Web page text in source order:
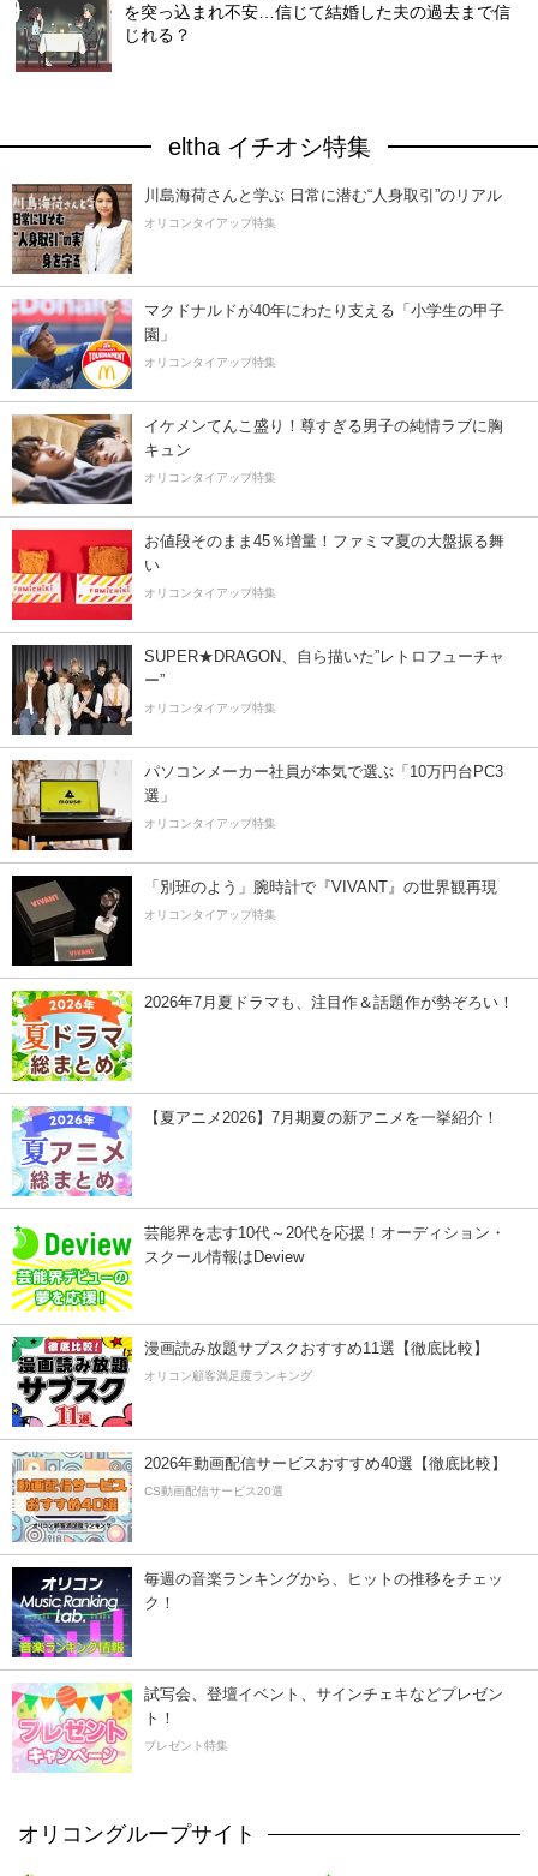
を突っ込まれ不安…信じて結婚した夫の過去まで信
じれる？
eltha イチオシ特集
川島海荷さんと学ぶ 日常に潜む“人身取引”のリアル
オリコンタイアップ特集
マクドナルドが40年にわたり支える「小学生の甲子
園」
オリコンタイアップ特集
イケメンてんこ盛り！尊すぎる男子の純情ラブに胸
キュン
オリコンタイアップ特集
お値段そのまま45％増量！ファミマ夏の大盤振る舞
い
オリコンタイアップ特集
SUPER★DRAGON、自ら描いた”レトロフューチャ
ー”
オリコンタイアップ特集
パソコンメーカー社員が本気で選ぶ「10万円台PC3
選」
オリコンタイアップ特集
「別班のよう」腕時計で『VIVANT』の世界観再現
オリコンタイアップ特集
2026年7月夏ドラマも、注目作＆話題作が勢ぞろい！
【夏アニメ2026】7月期夏の新アニメを一挙紹介！
芸能界を志す10代～20代を応援！オーディション・
スクール情報はDeview
漫画読み放題サブスクおすすめ11選【徹底比較】
オリコン顧客満足度ランキング
2026年動画配信サービスおすすめ40選【徹底比較】
CS動画配信サービス20選
毎週の音楽ランキングから、ヒットの推移をチェッ
ク！
試写会、登壇イベント、サインチェキなどプレゼン
ト！
プレゼント特集
オリコングループサイト